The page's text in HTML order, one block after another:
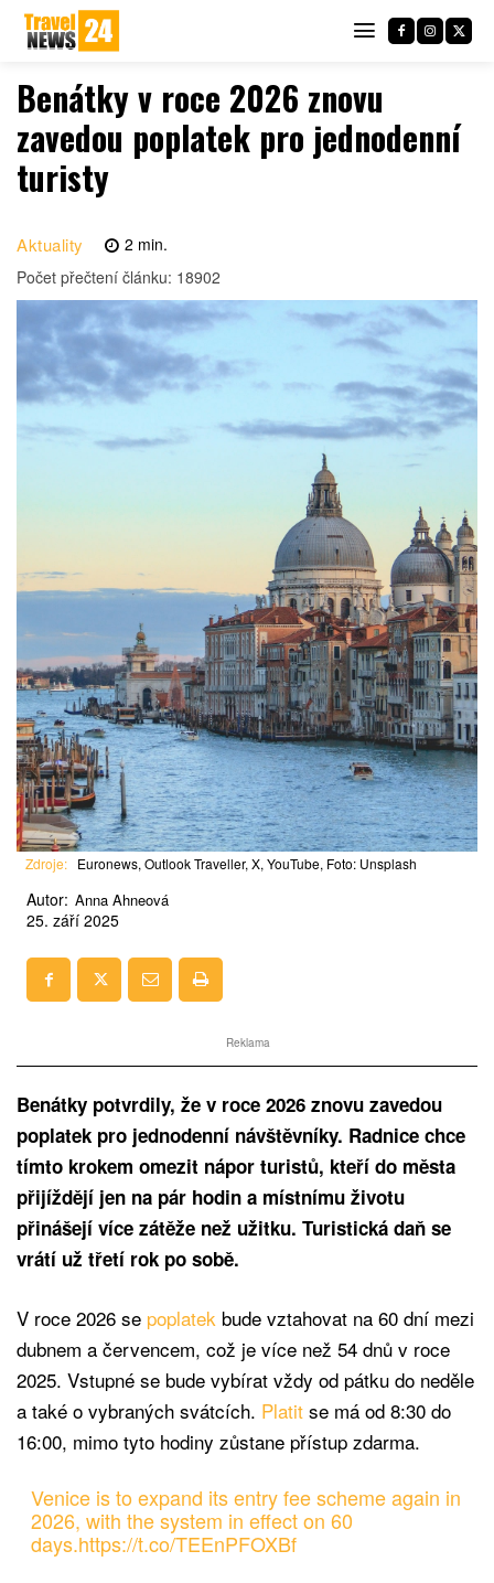
Benátky v roce 2026 znovu
zavedou poplatek pro jednodenní
turisty
Aktuality 2 min.
Počet přečtení článku: 18902
Zdroje: Euronews, Outlook Traveller, X, YouTube, Foto: Unsplash
Autor: Anna Ahneová
25. září 2025
Reklama
Benátky potvrdily, že v roce 2026 znovu zavedou
poplatek pro jednodenní návštěvníky. Radnice chce
tímto krokem omezit nápor turistů, kteří do města
přijíždějí jen na pár hodin a místnímu životu
přinášejí více zátěže než užitku. Turistická daň se
vrátí už třetí rok po sobě.
V roce 2026 se poplatek bude vztahovat na 60 dní mezi
dubnem a červencem, což je více než 54 dnů v roce
2025. Vstupné se bude vybírat vždy od pátku do neděle
a také o vybraných svátcích. Platit se má od 8:30 do
16:00, mimo tyto hodiny zůstane přístup zdarma.
Venice is to expand its entry fee scheme again in
2026, with the system in effect on 60
days.https://t.co/TEEnPFOXBf